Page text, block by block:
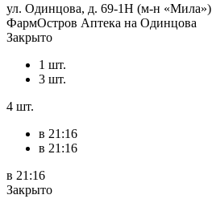
ул. Одинцова, д. 69-1Н (м-н «Мила»)
ФармОстров Аптека на Одинцова
Закрыто
1 шт.
3 шт.
4 шт.
в 21:16
в 21:16
в 21:16
Закрыто